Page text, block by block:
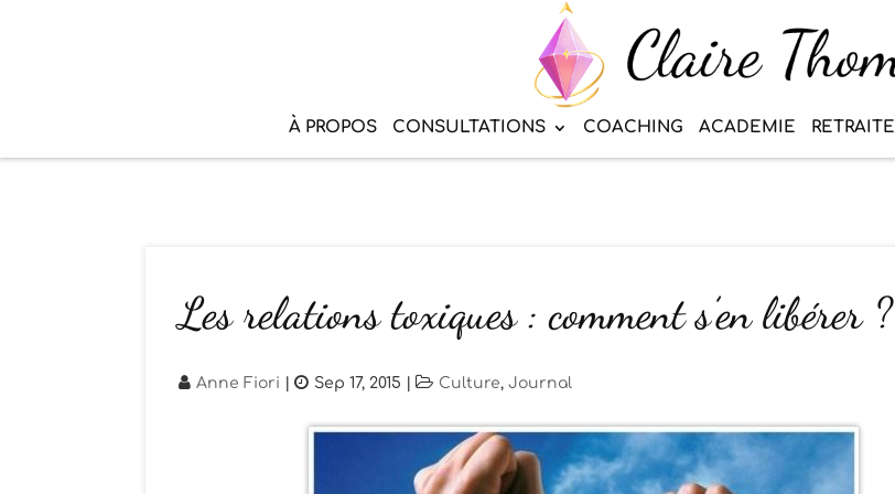
À PROPOS CONSULTATIONS COACHING ACADEMIE RETRAITE
Les relations toxiques : comment s’en libérer ?
Anne Fiori Sep 17, 2015 Culture, Journal